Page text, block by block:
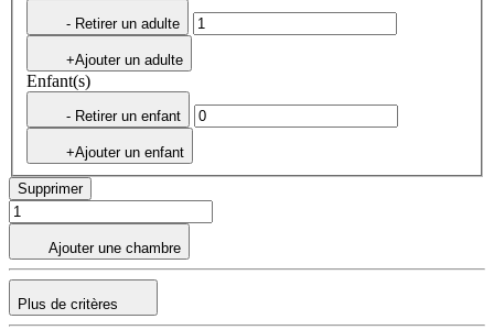
- Retirer un adulte
+Ajouter un adulte
Enfant(s)
- Retirer un enfant
+Ajouter un enfant
Supprimer
Ajouter une chambre
Plus de critères